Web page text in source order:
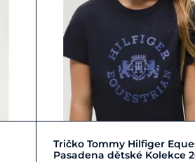
Zobrazit detail
Tričko Tommy Hilfiger
Pasadena dětské Kolekce